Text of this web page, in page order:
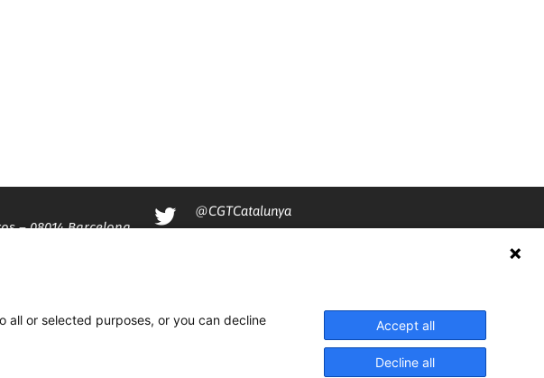
– 08014 Barcelona
@CGTCatalunya
all or selected purposes, or you can decline
Accept all
Decline all